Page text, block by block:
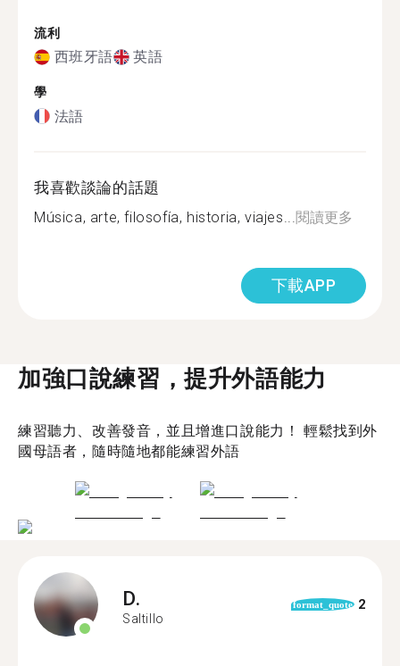
流利
西班牙語 英語
學
法語
我喜歡談論的話題
Música, arte, filosofía, historia, viajes... 閱讀更多
下載APP
加強口說練習，提升外語能力
練習聽力、改善發音，並且增進口說能力！ 輕鬆找到外
國母語者，隨時隨地都能練習外語
D.
Saltillo
format_quote 2